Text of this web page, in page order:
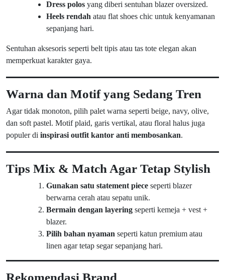
Dress polos yang diberi sentuhan blazer oversized.
Heels rendah atau flat shoes chic untuk kenyamanan
sepanjang hari.
Sentuhan aksesoris seperti belt tipis atau tas tote elegan akan
memperkuat karakter gaya.
Warna dan Motif yang Sedang Tren
Agar tidak monoton, pilih palet warna seperti beige, navy, olive,
dan soft pastel. Motif plaid, garis vertikal, atau floral halus juga
populer di inspirasi outfit kantor anti membosankan.
Tips Mix & Match Agar Tetap Stylish
Gunakan satu statement piece seperti blazer
berwarna cerah atau sepatu unik.
Bermain dengan layering seperti kemeja + vest +
blazer.
Pilih bahan nyaman seperti katun premium atau
linen agar tetap segar sepanjang hari.
Rekomendasi Brand